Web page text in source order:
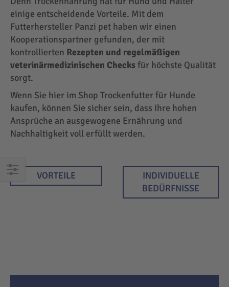
EINKAUFEN
einige entscheidende Vorteile. Mit dem
Futterhersteller Panzi pet haben wir einen
Kooperationspartner gefunden, der mit
kontrollierten Rezepten und regelmäßigen
veterinärmedizinischen Checksfür höchste Qualität
sorgt.
Wenn Sie hier im Shop Trockenfutter für Hunde
kaufen, können Sie sicher sein, dass Ihre hohen
Ansprüche an ausgewogene Ernährung und
Nachhaltigkeit voll erfüllt werden.
VORTEILE
INDIVIDUELLE
BEDÜRFNISSE